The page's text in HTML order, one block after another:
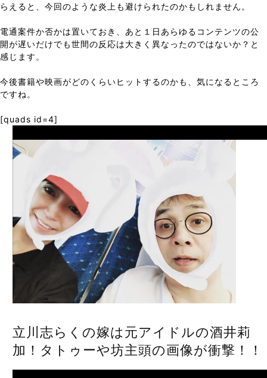
らえると、今回のような炎上も避けられたのかもしれません。
電通案件か否かは置いておき、あと１日あらゆるコンテンツの公
開が遅いだけでも世間の反応は大きく異なったのではないか？と
感じます。
今後書籍や映画がどのくらいヒットするのかも、気になるところ
ですね。
[quads id=4]
立川志らくの嫁は元アイドルの酒井莉
加！タトゥーや坊主頭の画像が衝撃！！